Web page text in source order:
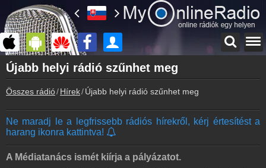
Főoldal
myonlineradio.hu
Bejelentkezés
Kapcsolat
Írj nekünk!
Partnerek
Újabb helyi rádió szűnhet meg
Összes rádió Hírek Újabb helyi rádió szűnhet meg
Ne maradj le a legfrissebb rádiós hírekről, kérj értesítést a
harang ikonra kattintva!
A Médiatanács ismét kiírja a pályázatot.